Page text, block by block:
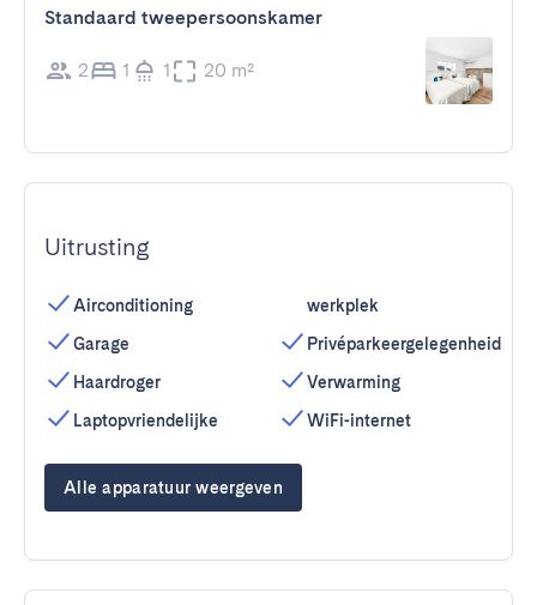
Standaard tweepersoonskamer
2 1 1 20 m²
Uitrusting
Airconditioning
Garage
Haardroger
Laptopvriendelijke
werkplek
Privéparkeergelegenheid
Verwarming
WiFi-internet
Alle apparatuur weergeven